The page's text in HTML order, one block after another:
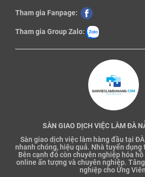
Tham gia Fanpage:
Tham gia Group Zalo:
SÀN GIAO DỊCH VIỆC LÀM ĐÀ
Sàn giao dịch việc làm hàng đầu tại
nhanh chóng, hiệu quả. Nhà tuyển
Bên cạnh đó còn chuyên nghiệp hóa
online ấn tượng và chuyên nghiệp.
nghiệp cho Ứng